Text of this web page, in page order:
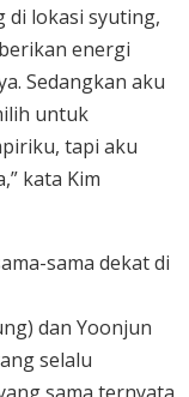
di lokasi syuting,
energi
Sedangkan aku
untuk
tapi aku
kata Kim
sama dekat di
dan Yoonjun
selalu